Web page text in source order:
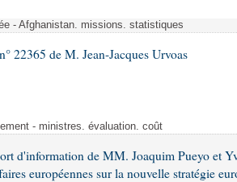
- Afghanistan. missions. statistiques
22365 de M. Jean-Jacques Urvoas
- ministres. évaluation. coût
d'information de MM. Joaquim Pueyo et
européennes sur la nouvelle stratégie